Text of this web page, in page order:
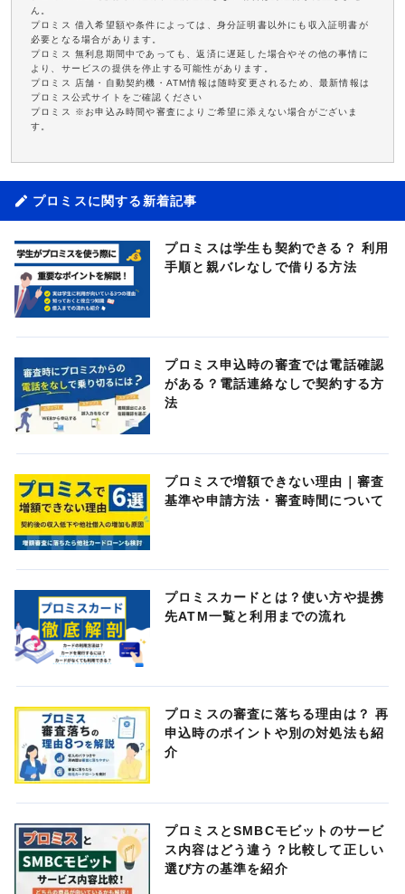
ん。
プロミス 借入希望額や条件によっては、身分証明書以外にも収入証明書が
必要となる場合があります。
プロミス 無利息期間中であっても、返済に遅延した場合やその他の事情に
より、サービスの提供を停止する可能性があります。
プロミス 店舗・自動契約機・ATM情報は随時変更されるため、最新情報は
プロミス公式サイトをご確認ください
プロミス ※お申込み時間や審査によりご希望に添えない場合がございま
す。
プロミスに関する新着記事
プロミスは学生も契約できる？ 利用
手順と親バレなしで借りる方法
プロミス申込時の審査では電話確認
がある？電話連絡なしで契約する方
法
プロミスで増額できない理由｜審査
基準や申請方法・審査時間について
プロミスカードとは？使い方や提携
先ATM一覧と利用までの流れ
プロミスの審査に落ちる理由は？ 再
申込時のポイントや別の対処法も紹
介
プロミスとSMBCモビットのサービ
ス内容はどう違う？比較して正しい
選び方の基準を紹介